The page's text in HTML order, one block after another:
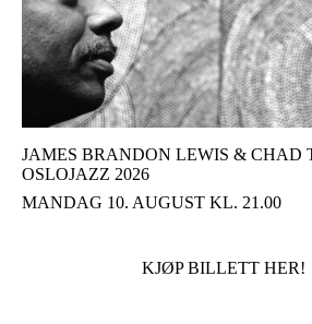
JAMES BRANDON LEWIS & CHAD
OSLOJAZZ 2026
MANDAG 10. AUGUST KL. 21.00
KJØP BILLETT HER!